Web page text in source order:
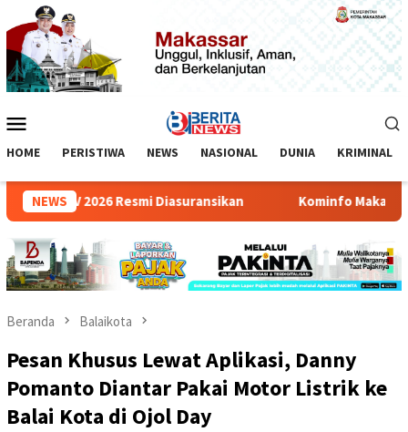
Loncat
ke
konten
Mobile
HOME PERISTIWA NEWS NASIONAL DUNIA KRIMINAL
NEWS2026 Resmi Diasuransikan Kominfo Makassar
Beranda Balaikota
Pesan Khusus Lewat Aplikasi, Danny
Pomanto Diantar Pakai Motor Listrik ke
Balai Kota di Ojol Day